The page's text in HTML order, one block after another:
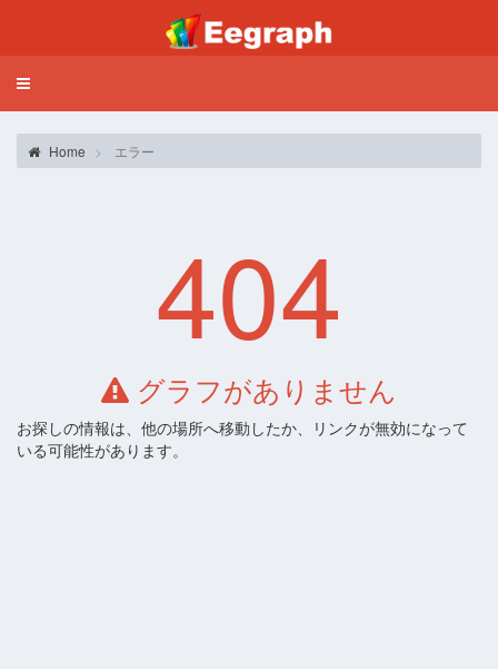
Toggle
Home エラー
404
グラフがありません
お探しの情報は、他の場所へ移動したか、リンクが無効になって
いる可能性があります。